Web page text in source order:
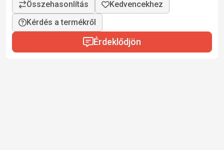
Kérdés a termékről
Érdeklődjön